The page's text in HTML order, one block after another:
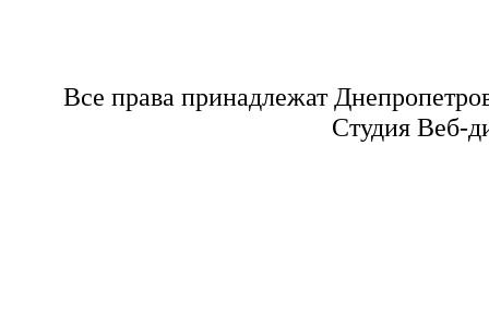
Все права принадлежат
Студия Веб-